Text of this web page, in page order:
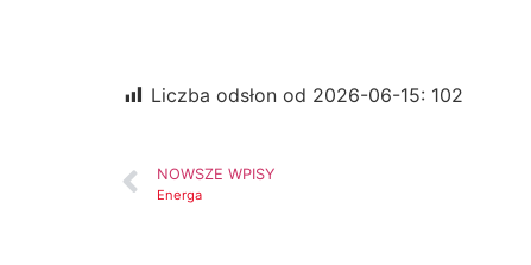
Liczba odsłon od 2026-06-15: 102
NOWSZE WPISY
Energa